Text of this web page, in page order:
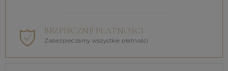
BEZPIECZNE PŁATNOŚCI
Zabezpieczamy wszystkie płatności